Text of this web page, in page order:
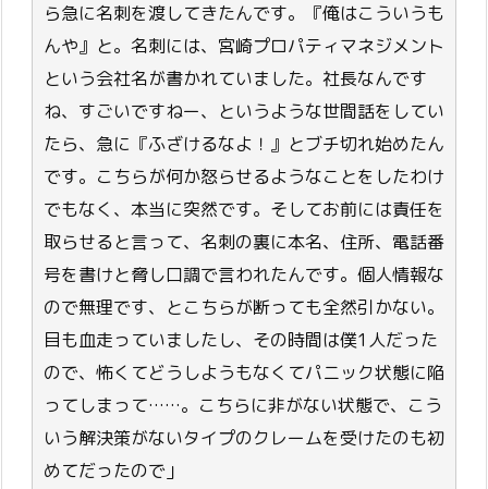
ら急に名刺を渡してきたんです。『俺はこういうも
んや』と。名刺には、宮崎プロパティマネジメント
という会社名が書かれていました。社長なんです
ね、すごいですねー、というような世間話をしてい
たら、急に『ふざけるなよ！』とブチ切れ始めたん
です。こちらが何か怒らせるようなことをしたわけ
でもなく、本当に突然です。そしてお前には責任を
取らせると言って、名刺の裏に本名、住所、電話番
号を書けと脅し口調で言われたんです。個人情報な
ので無理です、とこちらが断っても全然引かない。
目も血走っていましたし、その時間は僕1人だった
ので、怖くてどうしようもなくてパニック状態に陥
ってしまって……。こちらに非がない状態で、こう
いう解決策がないタイプのクレームを受けたのも初
めてだったので」